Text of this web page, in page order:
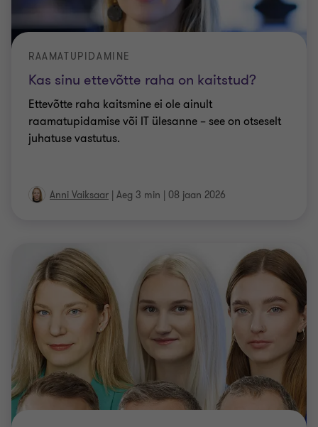
Kas sinu ettevõtte raha on kaitstud?
RAAMATUPIDAMINE
Ettevõtte raha kaitsmine ei ole ainult
raamatupidamise või IT ülesanne – see on otseselt
juhatuse vastutus.
Anni Vaiksaar | Aeg 3 min | 08 jaan 2026